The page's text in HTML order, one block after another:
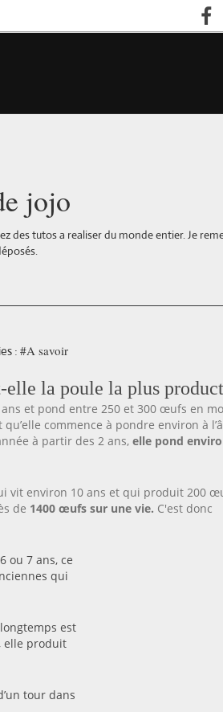
jojo
des tutos a realiser du monde entier. Je
: #A savoir
elle la poule la plus
et pond entre 250 et 300 œufs en
commence à pondre environ à
à partir des 2 ans, elle pond
vit environ 10 ans et qui produit 200
de 1400 œufs sur une vie. C'est donc
ou 7 ans, ce
qui
est
elle produit
tour dans